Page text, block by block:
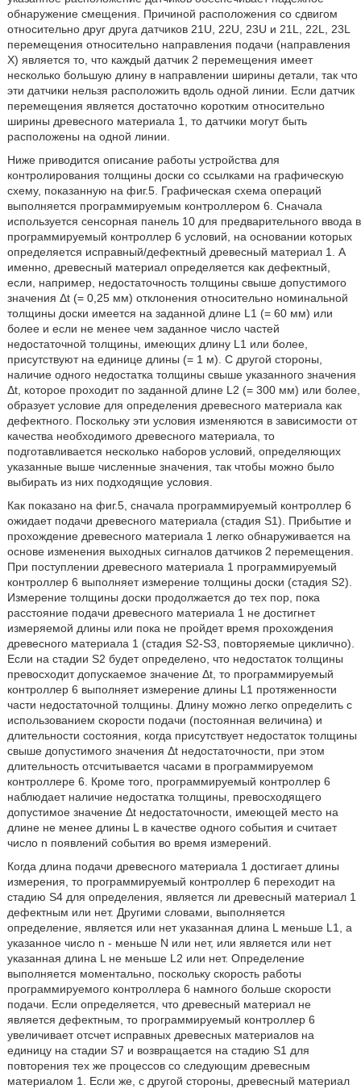
обнаружение смещения. Причиной расположения со сдвигом
относительно друг друга датчиков 21U, 22U, 23U и 21L, 22L, 23L
перемещения относительно направления подачи (направления
X) является то, что каждый датчик 2 перемещения имеет
несколько большую длину в направлении ширины детали, так что
эти датчики нельзя расположить вдоль одной линии. Если датчик
перемещения является достаточно коротким относительно
ширины древесного материала 1, то датчики могут быть
расположены на одной линии.
Ниже приводится описание работы устройства для
контролирования толщины доски со ссылками на графическую
схему, показанную на фиг.5. Графическая схема операций
выполняется программируемым контроллером 6. Сначала
используется сенсорная панель 10 для предварительного ввода в
программируемый контроллер 6 условий, на основании которых
определяется исправный/дефектный древесный материал 1. А
именно, древесный материал определяется как дефектный,
если, например, недостаточность толщины свыше допустимого
значения Δt (= 0,25 мм) отклонения относительно номинальной
толщины доски имеется на заданной длине L1 (= 60 мм) или
более и если не менее чем заданное число частей
недостаточной толщины, имеющих длину L1 или более,
присутствуют на единице длины (= 1 м). С другой стороны,
наличие одного недостатка толщины свыше указанного значения
Δt, которое проходит по заданной длине L2 (= 300 мм) или более,
образует условие для определения древесного материала как
дефектного. Поскольку эти условия изменяются в зависимости от
качества необходимого древесного материала, то
подготавливается несколько наборов условий, определяющих
указанные выше численные значения, так чтобы можно было
выбирать из них подходящие условия.
Как показано на фиг.5, сначала программируемый контроллер 6
ожидает подачи древесного материала (стадия S1). Прибытие и
прохождение древесного материала 1 легко обнаруживается на
основе изменения выходных сигналов датчиков 2 перемещения.
При поступлении древесного материала 1 программируемый
контроллер 6 выполняет измерение толщины доски (стадия S2).
Измерение толщины доски продолжается до тех пор, пока
расстояние подачи древесного материала 1 не достигнет
измеряемой длины или пока не пройдет время прохождения
древесного материала 1 (стадия S2-S3, повторяемые циклично).
Если на стадии S2 будет определено, что недостаток толщины
превосходит допускаемое значение Δt, то программируемый
контроллер 6 выполняет измерение длины L1 протяженности
части недостаточной толщины. Длину можно легко определить с
использованием скорости подачи (постоянная величина) и
длительности состояния, когда присутствует недостаток толщины
свыше допустимого значения Δt недостаточности, при этом
длительность отсчитывается часами в программируемом
контроллере 6. Кроме того, программируемый контроллер 6
наблюдает наличие недостатка толщины, превосходящего
допустимое значение Δt недостаточности, имеющей место на
длине не менее длины L в качестве одного события и считает
число n появлений события во время измерений.
Когда длина подачи древесного материала 1 достигает длины
измерения, то программируемый контроллер 6 переходит на
стадию S4 для определения, является ли древесный материал 1
дефектным или нет. Другими словами, выполняется
определение, является или нет указанная длина L меньше L1, а
указанное число n - меньше N или нет, или является или нет
указанная длина L не меньше L2 или нет. Определение
выполняется моментально, поскольку скорость работы
программируемого контроллера 6 намного больше скорости
подачи. Если определяется, что древесный материал не
является дефектным, то программируемый контроллер 6
увеличивает отсчет исправных древесных материалов на
единицу на стадии S7 и возвращается на стадию S1 для
повторения тех же процессов со следующим древесным
материалом 1. Если же, с другой стороны, древесный материал